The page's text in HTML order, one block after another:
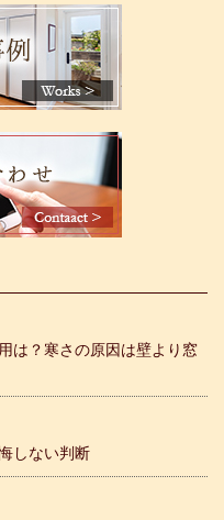
は？寒さの原因は壁より窓
しない判断